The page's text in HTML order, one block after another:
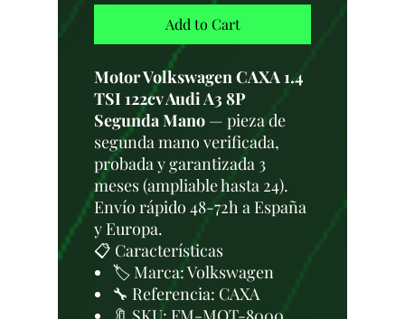
Add to Cart
Motor Volkswagen CAXA 1.4
TSI 122cv Audi A3 8P
Segunda Mano — pieza de
segunda mano verificada,
probada y garantizada 3
meses (ampliable hasta 24).
Envío rápido 48-72h a España
y Europa.
📋 Características
🏷️ Marca: Volkswagen
🔧 Referencia: CAXA